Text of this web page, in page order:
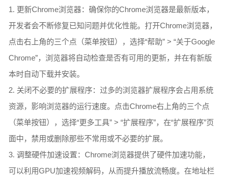
1. 更新Chrome浏览器：确保你的Chrome浏览器是最新版本，
开发者会不断修复已知问题并优化性能。打开Chrome浏览器，
点击右上角的三个点（菜单按钮），选择“帮助” > “关于Google
Chrome”，浏览器将自动检查是否有可用的更新，并在有新版
本时自动下载并安装。
2. 关闭不必要的扩展程序：过多的浏览器扩展程序会占用系统
资源，影响浏览器的运行速度。点击Chrome右上角的三个点
（菜单按钮），选择“更多工具” > “扩展程序”，在“扩展程序”页
面中，禁用或删除那些不常用或不必要的扩展。
3. 调整硬件加速设置：Chrome浏览器提供了硬件加速功能，
可以利用GPU加速视频解码，从而提升播放流畅度。在地址栏